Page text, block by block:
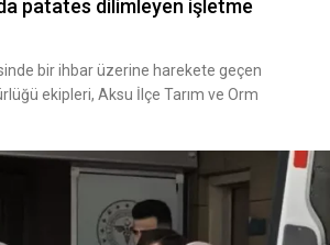
patates dilimleyen işletme
bir ihbar üzerine harekete geçen
ekipleri, Aksu İlçe Tarım ve Orm